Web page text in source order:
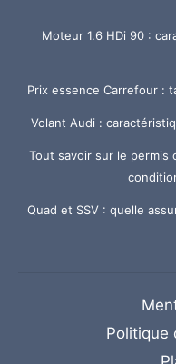
Moteur 1.6 HDi 90 :
Prix essence Carrefour :
Volant Audi :
Tout savoir sur le permis
Quad et SSV : quelle
Politique